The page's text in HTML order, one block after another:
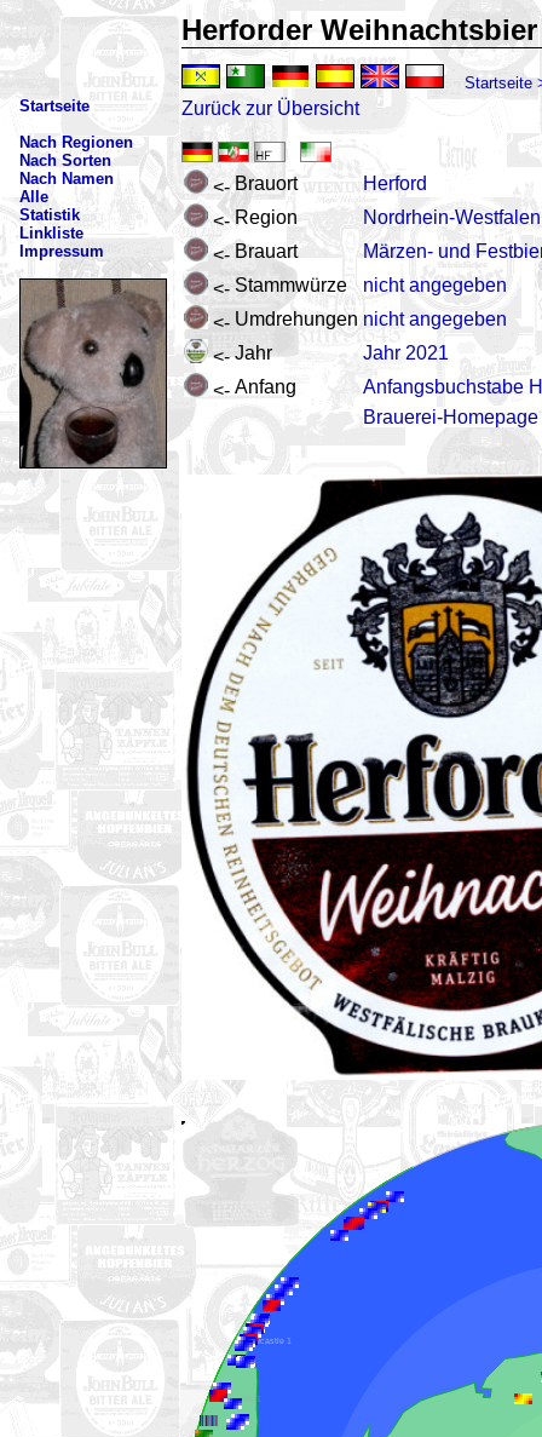
Herforder Weihnachtsbier
Startseite
Startseite
Nach Regionen
Nach Sorten
Nach Namen
Alle
Statistik
Linkliste
Impressum
Zurück zur Übersicht
<- Brauort
Herford
<- Region
Nordrhein-Westfalen
<- Brauart
Märzen- und
<- Stammwürze
nicht angegeben
<- Umdrehungen nicht angegeben
<- Jahr
Jahr 2021
<- Anfang
Anfangsbuchstabe H
Brauerei-Homepage
Newcastle 1
York 1